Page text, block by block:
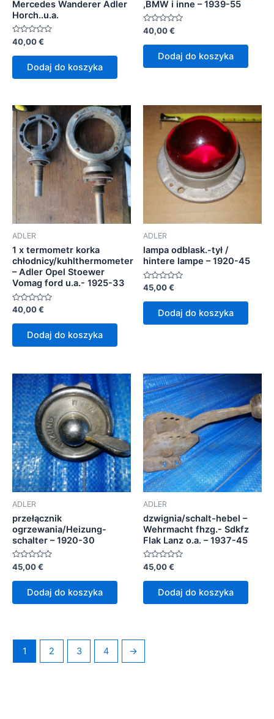
Mercedes Wanderer Adler
Horch..u.a.
Oceniono
0
na
40,00€
Dodaj do koszyka
,BMW i inne – 1939-55
Oceniono
0
na
40,00€
Dodaj do koszyka
ADLER
1 x termometr korka
chłodnicy/kuhlthermometer
– Adler Opel Stoewer
Vomag ford u.a.- 1925-33
Oceniono
na
40,00€
Dodaj do koszyka
ADLER
lampa odblask.-tył /
hintere lampe – 1920-45
Oceniono
na
45,00€
Dodaj do koszyka
ADLER
przełącznik
ogrzewania/Heizung-
schalter – 1920-30
Oceniono
0
na
45,00€
Dodaj do koszyka
ADLER
dzwignia/schalt-hebel –
Wehrmacht fhzg.- Sdkfz
Flak Lanz o.a. – 1937-45
Oceniono
0
na
45,00€
Dodaj do koszyka
1 2 3 4 →